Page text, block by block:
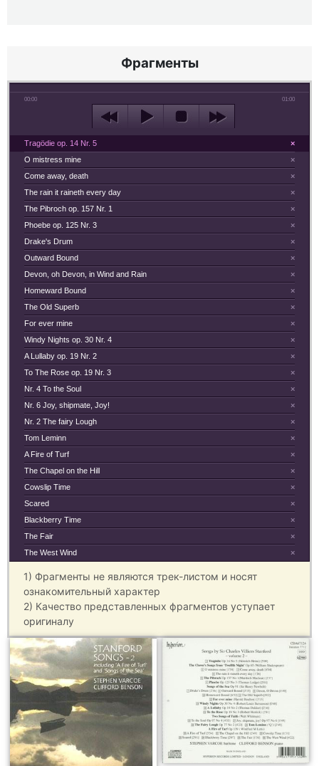
Фрагменты
00:00 01:00
×
Tragödie op. 14 Nr. 5
×
O mistress mine
×
Come away, death
×
The rain it raineth every day
×
The Pibroch op. 157 Nr. 1
×
Phoebe op. 125 Nr. 3
×
Drake's Drum
×
Outward Bound
×
Devon, oh Devon, in Wind and Rain
×
Homeward Bound
×
The Old Superb
×
For ever mine
×
Windy Nights op. 30 Nr. 4
×
A Lullaby op. 19 Nr. 2
×
To The Rose op. 19 Nr. 3
×
Nr. 4 To the Soul
×
Nr. 6 Joy, shipmate, Joy!
×
Nr. 2 The fairy Lough
×
Tom Leminn
×
A Fire of Turf
×
The Chapel on the Hill
×
Cowslip Time
×
Scared
×
Blackberry Time
×
The Fair
×
The West Wind
1) Фрагменты не являются трек-листом и носят
ознакомительный характер
2) Качество представленных фрагментов уступает
оригиналу